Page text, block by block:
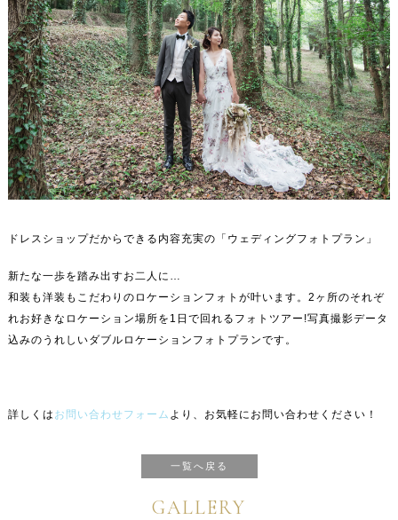
ドレスショップだからできる内容充実の「ウェディングフォトプラン」
新たな一歩を踏み出すお二人に…
和装も洋装もこだわりのロケーションフォトが叶います。2ヶ所のそれぞ
れお好きなロケーション場所を1日で回れるフォトツアー!写真撮影データ
込みのうれしいダブルロケーションフォトプランです。
詳しくは お問い合わせフォーム より、お気軽にお問い合わせください！
一覧へ戻る
GALLERY